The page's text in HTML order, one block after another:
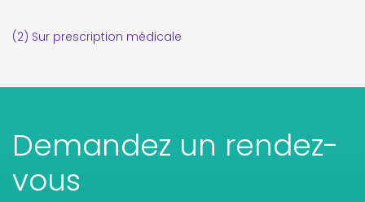
(2) Sur prescription médicale
Demandez un rendez-
vous